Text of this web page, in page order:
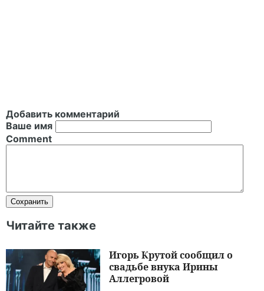
Добавить комментарий
Ваше имя
Comment
Читайте также
Игорь Крутой сообщил о
свадьбе внука Ирины
Аллегровой